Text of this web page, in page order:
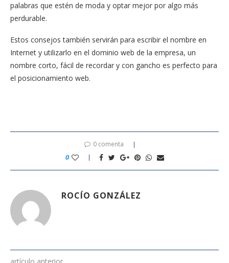
palabras que estén de moda y optar mejor por algo más
perdurable.
Estos consejos también servirán para escribir el nombre en
Internet y utilizarlo en el dominio web de la empresa, un
nombre corto, fácil de recordar y con gancho es perfecto para
el posicionamiento web.
0 comenta
0
ROCÍO GONZÁLEZ